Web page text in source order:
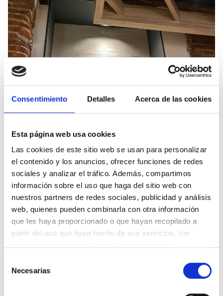
Consentimiento Detalles Acerca de las cookies
Esta página web usa cookies
Las cookies de este sitio web se usan para personalizar
el contenido y los anuncios, ofrecer funciones de redes
sociales y analizar el tráfico. Además, compartimos
información sobre el uso que haga del sitio web con
nuestros partners de redes sociales, publicidad y análisis
web, quienes pueden combinarla con otra información
que les haya proporcionado o que hayan recopilado a
partir del uso que haya hecho de sus servicios. Ver
Necesarias